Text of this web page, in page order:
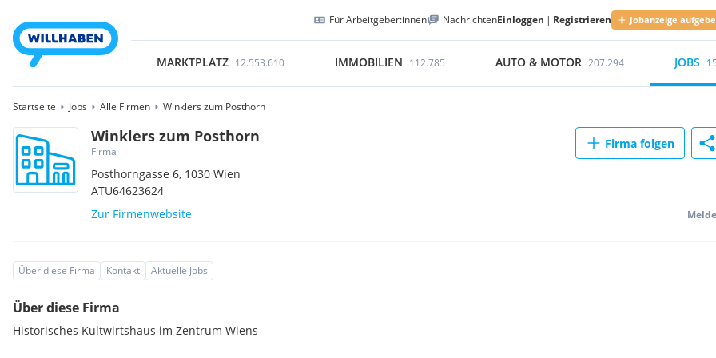
Für Arbeitgeber:innen NachrichtenEinloggen | Registrieren Jobanzeige
MARKTPLATZ 12.553.610 IMMOBILIEN 112.785 AUTO & MOTOR 207.294 JOBS
Startseite Jobs Alle Firmen Winklers zum Posthorn
Winklers zum Posthorn
Firma
Posthorngasse 6, 1030Wien
ATU64623624
Zur Firmenwebsite
Firma folgen
Über diese Firma Kontakt Aktuelle Jobs
Über diese Firma
Historisches Kultwirtshaus im Zentrum Wiens